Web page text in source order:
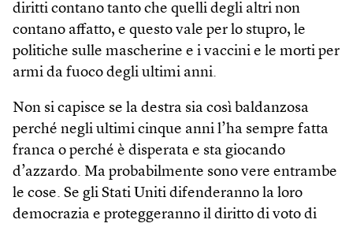
diritti contano tanto che quelli degli altri non
contano affatto, e questo vale per lo stupro, le
politiche sulle mascherine e i vaccini e le morti per
armi da fuoco degli ultimi anni.
Non si capisce se la destra sia così baldanzosa
perché negli ultimi cinque anni l’ha sempre fatta
franca o perché è disperata e sta giocando
d’azzardo. Ma probabilmente sono vere entrambe
le cose. Se gli Stati Uniti difenderanno la loro
democrazia e proteggeranno il diritto di voto di